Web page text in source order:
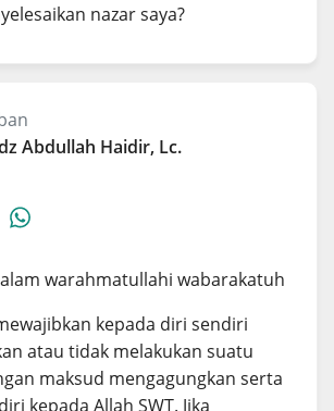
nazar saya?
Abdullah Haidir, Lc.
warahmatullahi wabarakatuh
kepada diri sendiri
atau tidak melakukan suatu
maksud mengagungkan serta
kepada Allah SWT. Jika